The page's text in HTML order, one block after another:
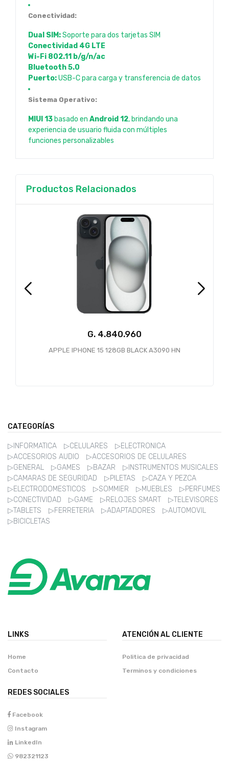
Conectividad:
Dual SIM:Soporte para dos tarjetas SIM
Conectividad 4G LTE
Wi-Fi 802.11 b/g/n/ac
Bluetooth 5.0
Puerto:USB-C para carga y transferencia de datos
Sistema Operativo:
MIUI 13 basado en Android 12, brindando una
experiencia de usuario fluida con múltiples
funciones personalizables
Productos Relacionados
G.
APPLE IPHONE 15 128GB BLACK A3090 HN
CATEGORÍAS
▷INFORMATICA ▷CELULARES
▷ELECTRONICA
▷ACCESORIOS AUDIO
▷ACCESORIOS DE CELULARES
▷GENERAL
▷GAMES ▷BAZAR
▷INSTRUMENTOS MUSICALES
▷CAMARAS DE SEGURIDAD
▷PILETAS
▷CAZA Y PEZCA
▷ELECTRODOMESTICOS
▷SOMMIER ▷MUEBLES
▷PERFUMES
▷CONECTIVIDAD
▷GAME ▷RELOJES SMART
▷TELEVISORES
▷TABLETS
▷FERRETERIA ▷ADAPTADORES
▷AUTOMOVIL
▷BICICLETAS
LINKS
Home
Contacto
ATENCIÓN AL CLIENTE
Politica de privacidad
Terminos y condiciones
REDES SOCIALES
Facebook
Instagram
LinkedIn
982321123